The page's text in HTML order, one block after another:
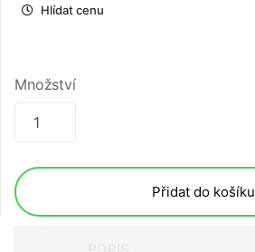
Hlídat cenu
Množství
Přidat do košíku